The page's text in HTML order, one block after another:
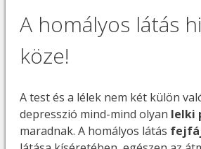
A homályos látás
köze!
A test és a lélek nem két külön
depresszió mind-mind olyan lelki
maradnak. A homályos látás